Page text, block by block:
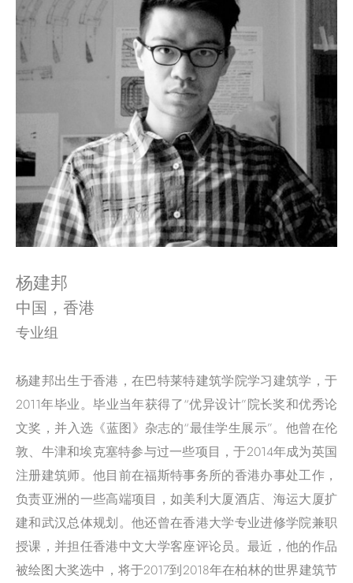
杨建邦
中国，香港
专业组
杨建邦出生于香港，在巴特莱特建筑学院学习建筑学，于
2011年毕业。毕业当年获得了“优异设计”院长奖和优秀论
文奖，并入选《蓝图》杂志的“最佳学生展示”。他曾在伦
敦、牛津和埃克塞特参与过一些项目，于2014年成为英国
注册建筑师。他目前在福斯特事务所的香港办事处工作，
负责亚洲的一些高端项目，如美利大厦酒店、海运大厦扩
建和武汉总体规划。他还曾在香港大学专业进修学院兼职
授课，并担任香港中文大学客座评论员。最近，他的作品
被绘图大奖选中，将于2017到2018年在柏林的世界建筑节